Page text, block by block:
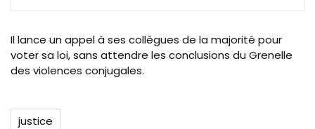
Il lance un appel à ses collègues de la majorité pour
voter sa loi, sans attendre les conclusions du Grenelle
des violences conjugales.
justice